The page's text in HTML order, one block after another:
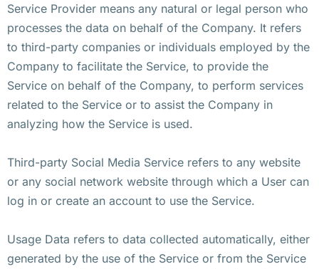
Service Provider means any natural or legal person who
processes the data on behalf of the Company. It refers
to third-party companies or individuals employed by the
Company to facilitate the Service, to provide the
Service on behalf of the Company, to perform services
related to the Service or to assist the Company in
analyzing how the Service is used.
Third-party Social Media Service refers to any website
or any social network website through which a User can
log in or create an account to use the Service.
Usage Data refers to data collected automatically, either
generated by the use of the Service or from the Service